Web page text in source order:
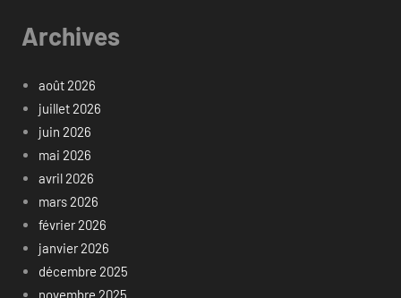
Archives
août 2026
juillet 2026
juin 2026
mai 2026
avril 2026
mars 2026
février 2026
janvier 2026
décembre 2025
novembre 2025